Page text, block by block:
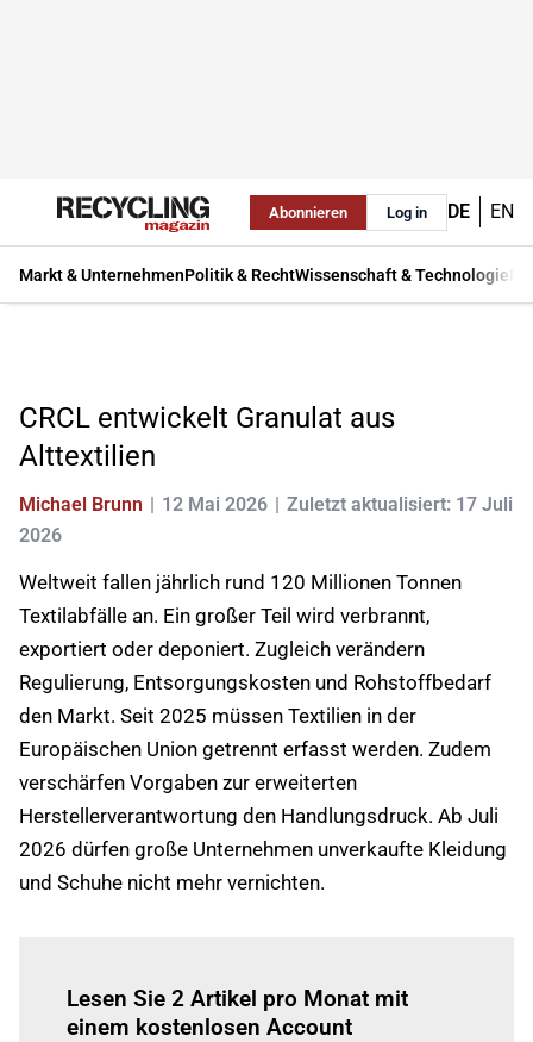
Abonnieren Log in DE EN
Markt & UnternehmenPolitik & RechtWissenschaft & Technologie
CRCL entwickelt Granulat aus
Alttextilien
Michael Brunn 12 Mai 2026
Zuletzt aktualisiert: 17 Juli
2026
Weltweit fallen jährlich rund 120 Millionen Tonnen
Textilabfälle an. Ein großer Teil wird verbrannt,
exportiert oder deponiert. Zugleich verändern
Regulierung, Entsorgungskosten und Rohstoffbedarf
den Markt. Seit 2025 müssen Textilien in der
Europäischen Union getrennt erfasst werden. Zudem
verschärfen Vorgaben zur erweiterten
Herstellerverantwortung den Handlungsdruck. Ab Juli
2026 dürfen große Unternehmen unverkaufte Kleidung
und Schuhe nicht mehr vernichten.
Lesen Sie 2 Artikel pro Monat mit
einem kostenlosen Account